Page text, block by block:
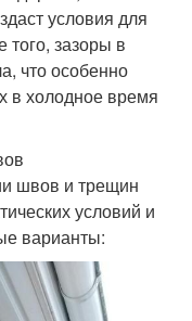
условия для
того, зазоры в
что особенно
в холодное время
швов и трещин
условий и
варианты: